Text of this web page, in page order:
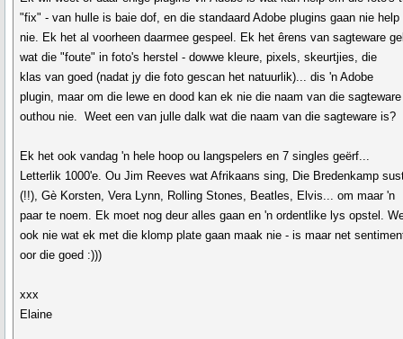
"fix" - van hulle is baie dof, en die standaard Adobe plugins gaan nie help
nie. Ek het al voorheen daarmee gespeel. Ek het êrens van sagteware
wat die "foute" in foto's herstel - dowwe kleure, pixels, skeurtjies, die
klas van goed (nadat jy die foto gescan het natuurlik)... dis 'n Adobe
plugin, maar om die lewe en dood kan ek nie die naam van die sagteware
outhou nie. Weet een van julle dalk wat die naam van die sagteware is?
Ek het ook vandag 'n hele hoop ou langspelers en 7 singles geërf...
Letterlik 1000'e. Ou Jim Reeves wat Afrikaans sing, Die Bredenkamp
(!!), Gè Korsten, Vera Lynn, Rolling Stones, Beatles, Elvis... om maar 'n
paar te noem. Ek moet nog deur alles gaan en 'n ordentlike lys opstel.
ook nie wat ek met die klomp plate gaan maak nie - is maar net
oor die goed :)))
xxx
Elaine